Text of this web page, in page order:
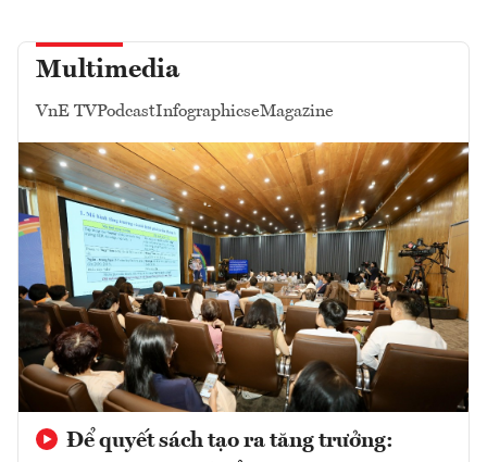
Multimedia
VnE TVPodcastInfographicseMagazine
Để quyết sách tạo ra tăng trưởng: